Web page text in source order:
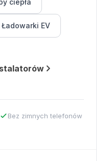
ciepła
Ładowarki EV
Bez zimnych telefonów